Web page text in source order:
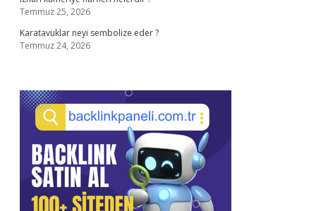
Temmuz 25, 2026
Karatavuklar neyi sembolize eder ?
Temmuz 24, 2026